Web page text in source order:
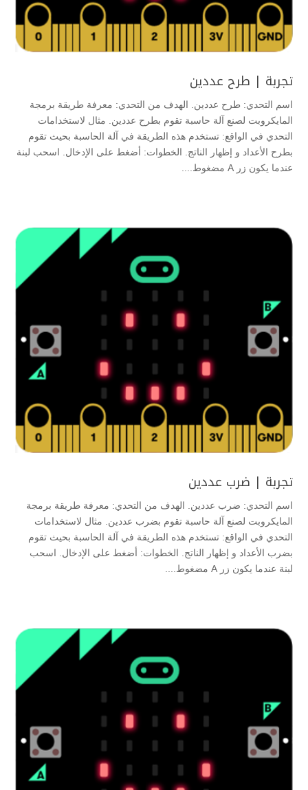
تجربة | طرح عددين
اسم التحدي: طرح عددين. الهدف من التحدي: معرفة طريقة برمجة
المايكروبت لصنع آلة حاسبة تقوم بطرح عددين. مثال لاستخدامات
التحدي في الواقع: تستخدم هذه الطريقة في آلة الحاسبة بحيث تقوم
بطرح الأعداد و إظهار الناتج. الخطوات: أضغط على الإدخال. اسحب لبنة
عندما يكون زر A مضغوط....
تجربة | ضرب عددين
اسم التحدي: ضرب عددين. الهدف من التحدي: معرفة طريقة برمجة
المايكروبت لصنع آلة حاسبة تقوم بضرب عددين. مثال لاستخدامات
التحدي في الواقع: تستخدم هذه الطريقة في آلة الحاسبة بحيث تقوم
بضرب الأعداد و إظهار الناتج. الخطوات: أضغط على الإدخال. اسحب
لبنة عندما يكون زر A مضغوط....